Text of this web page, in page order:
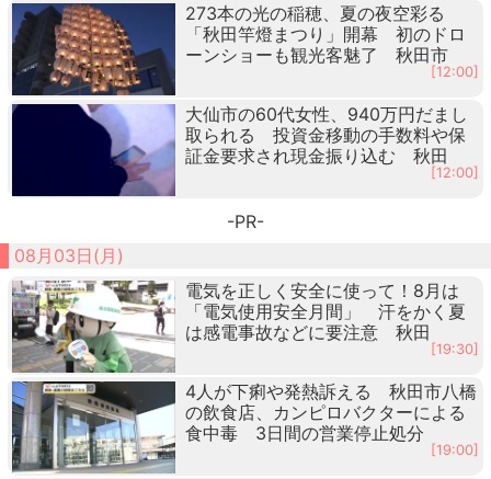
273本の光の稲穂、夏の夜空彩る
「秋田竿燈まつり」開幕 初のドロ
ーンショーも観光客魅了 秋田市
[12:00]
大仙市の60代女性、940万円だまし
取られる 投資金移動の手数料や保
証金要求され現金振り込む 秋田
[12:00]
-PR-
08月03日(月)
電気を正しく安全に使って！8月は
「電気使用安全月間」 汗をかく夏
は感電事故などに要注意 秋田
[19:30]
4人が下痢や発熱訴える 秋田市八橋
の飲食店、カンピロバクターによる
食中毒 3日間の営業停止処分
[19:00]